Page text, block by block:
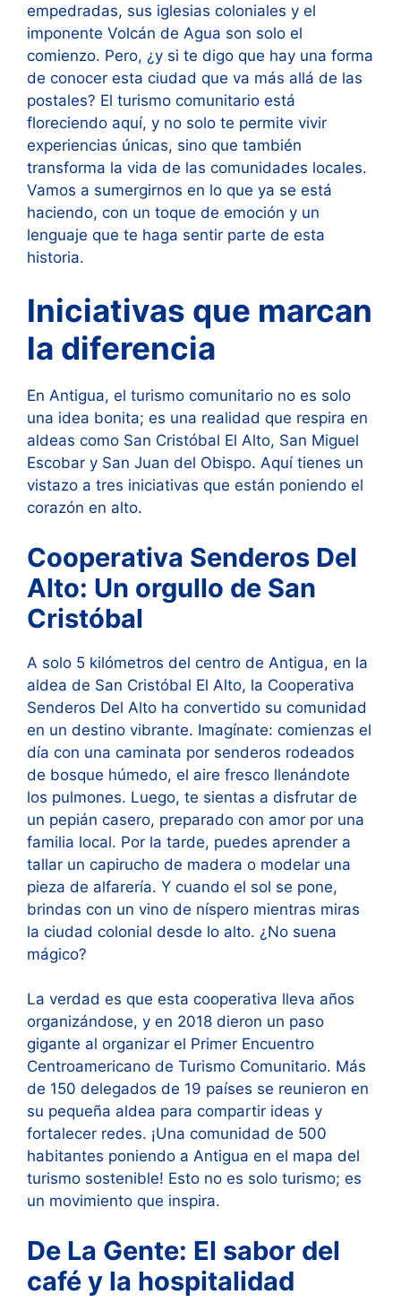
empedradas, sus iglesias coloniales y el
imponente Volcán de Agua son solo el
comienzo. Pero, ¿y si te digo que hay una forma
de conocer esta ciudad que va más allá de las
postales? El turismo comunitario está
floreciendo aquí, y no solo te permite vivir
experiencias únicas, sino que también
transforma la vida de las comunidades locales.
Vamos a sumergirnos en lo que ya se está
haciendo, con un toque de emoción y un
lenguaje que te haga sentir parte de esta
historia.
Iniciativas que marcan
la diferencia
En Antigua, el turismo comunitario no es solo
una idea bonita; es una realidad que respira en
aldeas como San Cristóbal El Alto, San Miguel
Escobar y San Juan del Obispo. Aquí tienes un
vistazo a tres iniciativas que están poniendo el
corazón en alto.
Cooperativa Senderos Del
Alto: Un orgullo de San
Cristóbal
A solo 5 kilómetros del centro de Antigua, en la
aldea de San Cristóbal El Alto, la Cooperativa
Senderos Del Alto ha convertido su comunidad
en un destino vibrante. Imagínate: comienzas el
día con una caminata por senderos rodeados
de bosque húmedo, el aire fresco llenándote
los pulmones. Luego, te sientas a disfrutar de
un pepián casero, preparado con amor por una
familia local. Por la tarde, puedes aprender a
tallar un capirucho de madera o modelar una
pieza de alfarería. Y cuando el sol se pone,
brindas con un vino de níspero mientras miras
la ciudad colonial desde lo alto. ¿No suena
mágico?
La verdad es que esta cooperativa lleva años
organizándose, y en 2018 dieron un paso
gigante al organizar el Primer Encuentro
Centroamericano de Turismo Comunitario. Más
de 150 delegados de 19 países se reunieron en
su pequeña aldea para compartir ideas y
fortalecer redes. ¡Una comunidad de 500
habitantes poniendo a Antigua en el mapa del
turismo sostenible! Esto no es solo turismo; es
un movimiento que inspira.
De La Gente: El sabor del
café y la hospitalidad